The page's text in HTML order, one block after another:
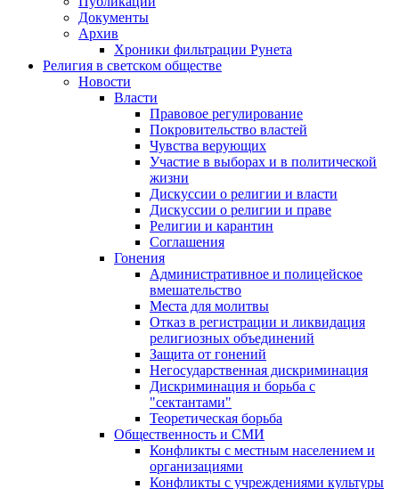
Документы
Архив
Хроники фильтрации Рунета
Религия в светском обществе
Новости
Власти
Правовое регулирование
Покровительство властей
Чувства верующих
Участие в выборах и в политической
жизни
Дискуссии о религии и власти
Дискуссии о религии и праве
Религии и карантин
Соглашения
Гонения
Административное и полицейское
вмешательство
Места для молитвы
Отказ в регистрации и ликвидация
религиозных объединений
Защита от гонений
Негосударственная дискриминация
Дискриминация и борьба с
"сектантами"
Теоретическая борьба
Общественность и СМИ
Конфликты с местным населением и
организациями
Конфликты с учреждениями культуры